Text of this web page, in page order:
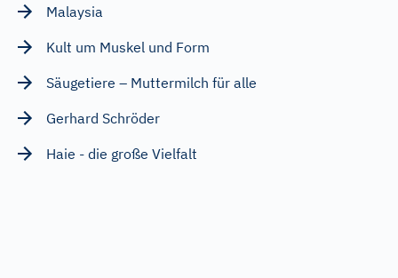
Malaysia
Kult um Muskel und Form
Säugetiere – Muttermilch für alle
Gerhard Schröder
Haie - die große Vielfalt